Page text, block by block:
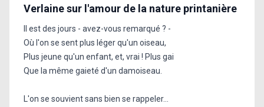
Verlaine sur l'amour de la nature printanière
Il est des jours - avez-vous remarqué ? -
Où l'on se sent plus léger qu'un oiseau,
Plus jeune qu'un enfant, et, vrai ! Plus gai
Que la même gaieté d'un damoiseau.
L'on se souvient sans bien se rappeler...